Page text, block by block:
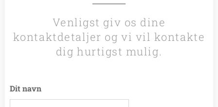
Venligst giv os dine
kontaktdetaljer og vi vil kontakte
dig hurtigst mulig.
Dit navn